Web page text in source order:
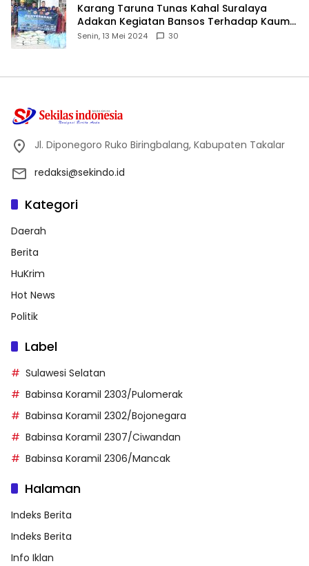
Karang Taruna Tunas Kahal Suralaya
Adakan Kegiatan Bansos Terhadap Kaum
Dhuafa dan Anak Yatim-Piatu
Senin, 13 Mei 2024 30
Jl. Diponegoro Ruko Biringbalang, Kabupaten Takalar
redaksi@sekindo.id
Kategori
Daerah
Berita
HuKrim
Hot News
Politik
Label
Sulawesi Selatan
Babinsa Koramil 2303/Pulomerak
Babinsa Koramil 2302/Bojonegara
Babinsa Koramil 2307/Ciwandan
Babinsa Koramil 2306/Mancak
Halaman
Indeks Berita
Indeks Berita
Info Iklan